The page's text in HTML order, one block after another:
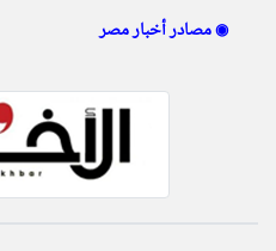
مصادر أخبار مصر ◉